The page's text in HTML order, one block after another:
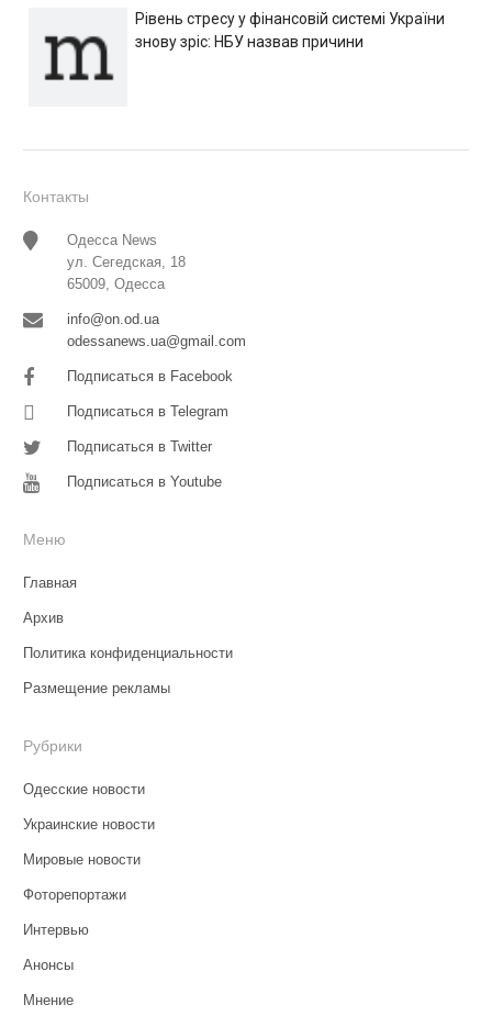
Рівень стресу у фінансовій системі України
знову зріс: НБУ назвав причини
Контакты
Одесса News
ул. Сегедская, 18
65009, Одесса
info@on.od.ua
odessanews.ua@gmail.com
Подписаться в Facebook
Подписаться в Telegram
Подписаться в Twitter
Подписаться в Youtube
Меню
Главная
Архив
Политика конфиденциальности
Размещение рекламы
Рубрики
Одесские новости
Украинские новости
Мировые новости
Фоторепортажи
Интервью
Анонсы
Мнение